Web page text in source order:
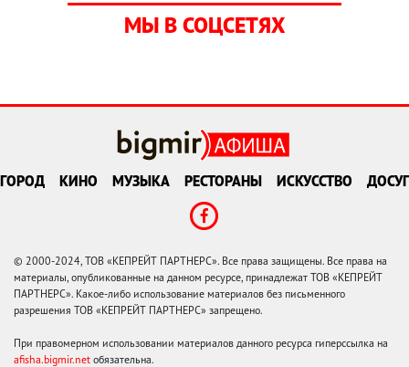
МЫ В СОЦСЕТЯХ
ГОРОД КИНО МУЗЫКА РЕСТОРАНЫ ИСКУССТВО ДОСУГ
© 2000-2024, ТОВ «КЕПРЕЙТ ПАРТНЕРС». Все права защищены. Все права на
материалы, опубликованные на данном ресурсе, принадлежат ТОВ «КЕПРЕЙТ
ПАРТНЕРС». Какое-либо использование материалов без письменного
разрешения ТОВ «КЕПРЕЙТ ПАРТНЕРС» запрещено.
При правомерном использовании материалов данного ресурса гиперссылка на
afisha.bigmir.net обязательна.